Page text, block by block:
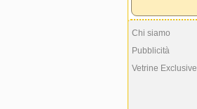
Chi siamo
Pubblicità
Vetrine Exclusive